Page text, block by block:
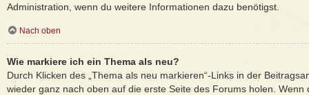
Administration, wenn du weitere Informationen dazu benötigst.
Nach oben
Wie markiere ich ein Thema als neu?
Durch Klicken des „Thema als neu markieren“-Links in der
wieder ganz nach oben auf die erste Seite des Forums holen.